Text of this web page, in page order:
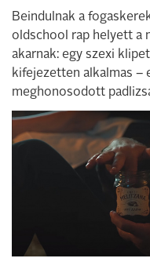
Beindulnak a
oldschool rap helyett a
akarnak: egy szexi
kifejezetten alkalmas –
meghonosodott